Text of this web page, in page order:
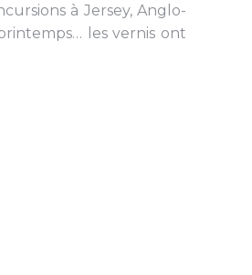
à Jersey, Anglo-
les vernis ont